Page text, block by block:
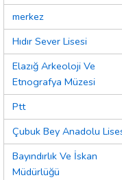
merkez
Hıdır Sever Lisesi
Elazığ Arkeoloji Ve
Etnografya Müzesi
Ptt
Çubuk Bey Anadolu
Bayındırlık Ve İskan
Müdürlüğü